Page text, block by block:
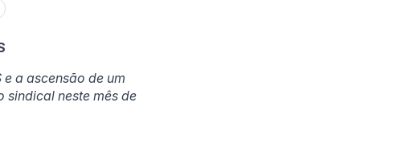
a ascensão de um
neste mês de